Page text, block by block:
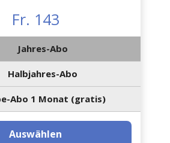
Fr. 143
Jahres-Abo
Halbjahres-Abo
Abo 1 Monat (gratis)
Auswählen